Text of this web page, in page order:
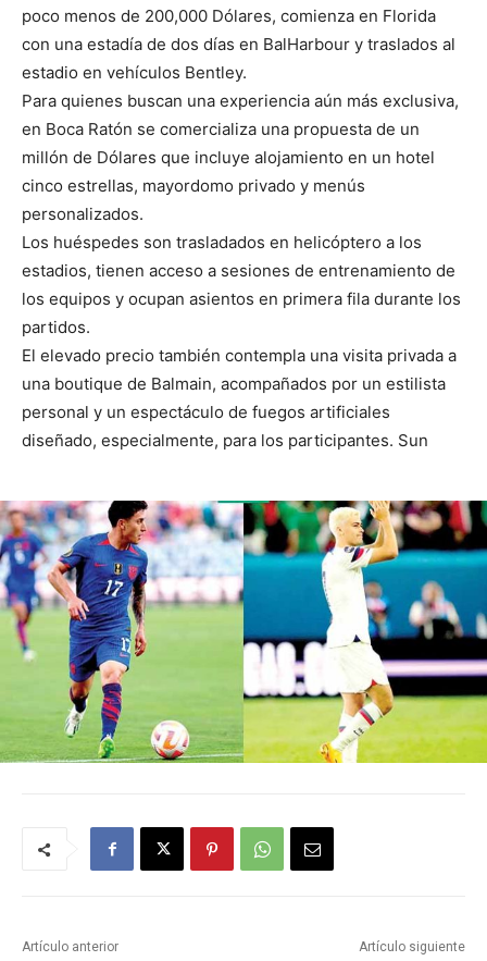
poco menos de 200,000 Dólares, comienza en Florida
con una estadía de dos días en BalHarbour y traslados al
estadio en vehículos Bentley.
Para quienes buscan una experiencia aún más exclusiva,
en Boca Ratón se comercializa una propuesta de un
millón de Dólares que incluye alojamiento en un hotel
cinco estrellas, mayordomo privado y menús
personalizados.
Los huéspedes son trasladados en helicóptero a los
estadios, tienen acceso a sesiones de entrenamiento de
los equipos y ocupan asientos en primera fila durante los
partidos.
El elevado precio también contempla una visita privada a
una boutique de Balmain, acompañados por un estilista
personal y un espectáculo de fuegos artificiales
diseñado, especialmente, para los participantes. Sun
Artículo anterior Artículo siguiente